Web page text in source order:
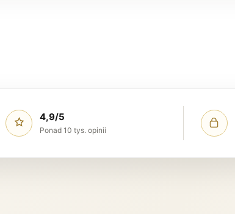
4,9/5
Ponad 10 tys. opinii